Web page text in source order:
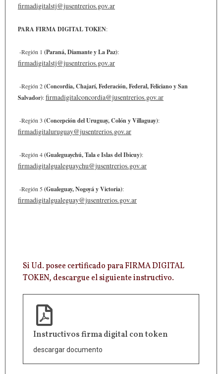
firmadigitalstj@jusentrerios.gov.ar
PARA FIRMA DIGITAL TOKEN:
-Región 1 (Paraná, Diamante y La Paz)
firmadigitalstj@jusentrerios.gov.ar
-Región 2 (Concordia, Chajarí, Federación, Federal, Feliciano y San
Salvador): firmadigitalconcordia@jusentrerios.gov.ar
-Región 3 (Concepción del Uruguay, Colón y Villaguay)
firmadigitaluruguay@jusentrerios.gov.ar
-Región 4 (Gualeguaychú, Tala e Islas del Ibicuy)
firmadigitalgualeguaychu@jusentrerios.gov.ar
-Región 5 (Gualeguay, Nogoyá y Victoria)
firmadigitalgualeguay@jusentrerios.gov.ar
Si Ud. posee certificado para FIRMA DIGITAL
TOKEN, descargue el siguiente instructivo​.
Instructivos firma digital con token
descargar documento